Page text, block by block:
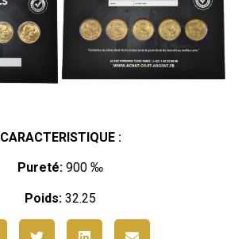
CARACTERISTIQUE :
Pureté: 900 ‰
Poids: 32.25